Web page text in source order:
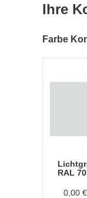
Ihre
Farbe
RAL
0,00